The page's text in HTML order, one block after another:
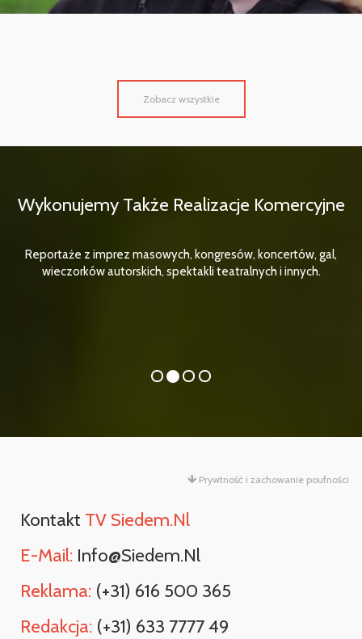
Zobacz wszystkie
Wykonujemy Także Realizacje Komercyjne
Reportaże z imprez masowych, kongresów, koncertów, gal,
wieczorków autorskich, spektakli teatralnych i innych.
Prywtność i zachowanie poufności
Kontakt TV Siedem.nl
E-Mail: Info@siedem.nl
Reklama: (+31) 616 500 365
Redakcja: (+31) 633 7777 49